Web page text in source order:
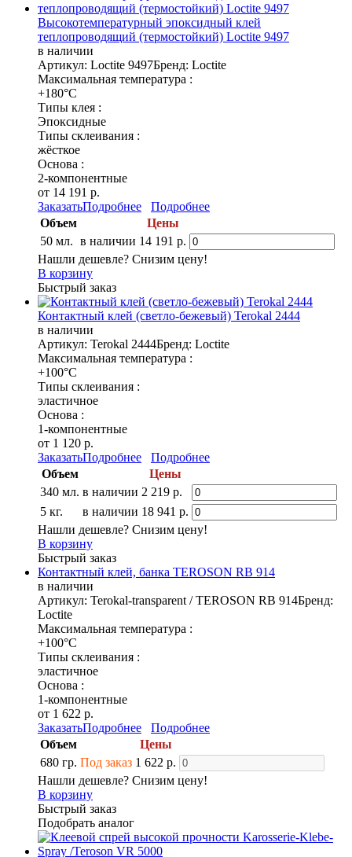
Высокотемпературный эпоксидный клей
теплопроводящий (термостойкий) Loctite 9497
в наличии
Артикул: Loctite 9497Бренд: Loctite
Максимальная температура :
+180°C
Типы клея :
Эпоксидные
Типы склеивания :
жёсткое
Основа :
2-компонентные
от 14 191 р.
ЗаказатьПодробнее
Подробнее
Объем
Цены
50 мл. в наличии 14 191 р.
Нашли дешевле? Снизим цену!
В корзину
Быстрый заказ
Контактный клей (светло-бежевый) Terokal 2444
в наличии
Артикул: Terokal 2444Бренд: Loctite
Максимальная температура :
+100°C
Типы склеивания :
эластичное
Основа :
1-компонентные
от 1 120 р.
ЗаказатьПодробнее
Подробнее
Объем
Цены
340 мл. в наличии 2 219 р.
5 кг.
в наличии 18 941 р.
Нашли дешевле? Снизим цену!
В корзину
Быстрый заказ
Контактный клей, банка TEROSON RB 914
в наличии
Артикул: Terokal-transparent / TEROSON RB 914Бренд:
Loctite
Максимальная температура :
+100°C
Типы склеивания :
эластичное
Основа :
1-компонентные
от 1 622 р.
ЗаказатьПодробнее
Подробнее
Объем
Цены
680 гр. Под заказ 1 622 р.
Нашли дешевле? Снизим цену!
В корзину
Быстрый заказ
Подобрать аналог